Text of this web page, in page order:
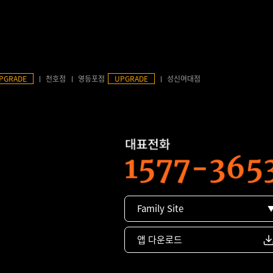
천호점 영등포점 UPGRADE 성신여대점
Family Site
앱 다운로드